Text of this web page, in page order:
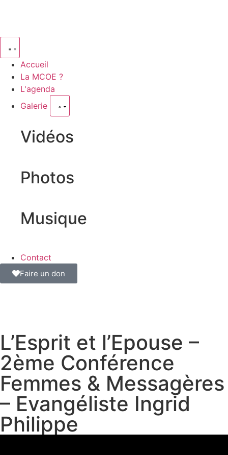
Accueil
La MCOE ?
L'agenda
Galerie
Vidéos
Photos
Musique
Contact
Faire un don
L’Esprit et l’Epouse –
2ème Conférence
Femmes & Messagères
– Evangéliste Ingrid
Philippe